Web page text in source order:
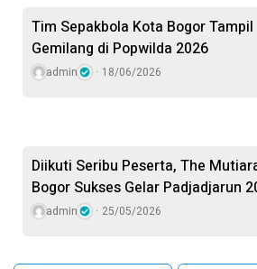
Tim Sepakbola Kota Bogor Tampil
Gemilang di Popwilda 2026
admin 18/06/2026
Diikuti Seribu Peserta, The
Bogor Sukses Gelar Padjadjarun
admin 25/05/2026